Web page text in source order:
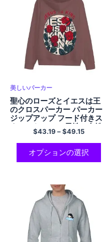
美しいパーカー
聖心のローズとイエスは王
のクロスパーカー パーカー
ジップアップ フード付きス
ウェットシャツ 男性と女性
用 美的ポリエステルパーカ
ー
$43.19 –$49.15
オプションの選択